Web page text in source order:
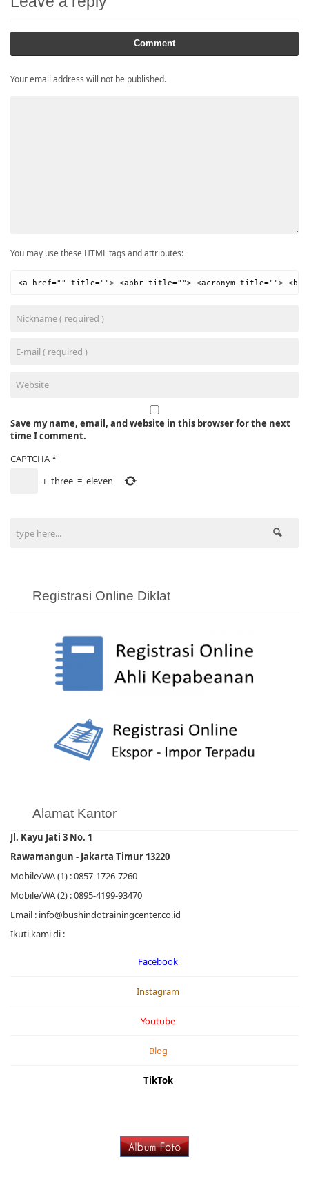
Comment
Your email address will not be published.
You may use these HTML tags and attributes:
<a href="" title=""> <abbr title=""> <acronym title=""> <b>
Save my name, email, and website in this browser for the next
time I comment.
CAPTCHA*
+ three = eleven
Registrasi Online Diklat
Alamat Kantor
Jl. Kayu Jati 3 No. 1
Rawamangun - Jakarta Timur 13220
Mobile/WA (1) : 0857-1726-7260
Mobile/WA (2) : 0895-4199-93470
Email : info@bushindotrainingcenter.co.id
Ikuti kami di :
Facebook
Instagram
Youtube
Blog
TikTok